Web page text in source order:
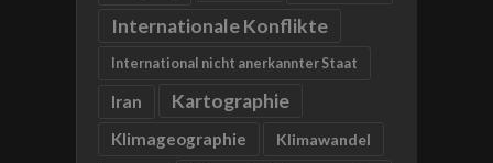
Internationale Konflikte
International nicht anerkannter Staat
Iran Kartographie
Klimageographie Klimawandel